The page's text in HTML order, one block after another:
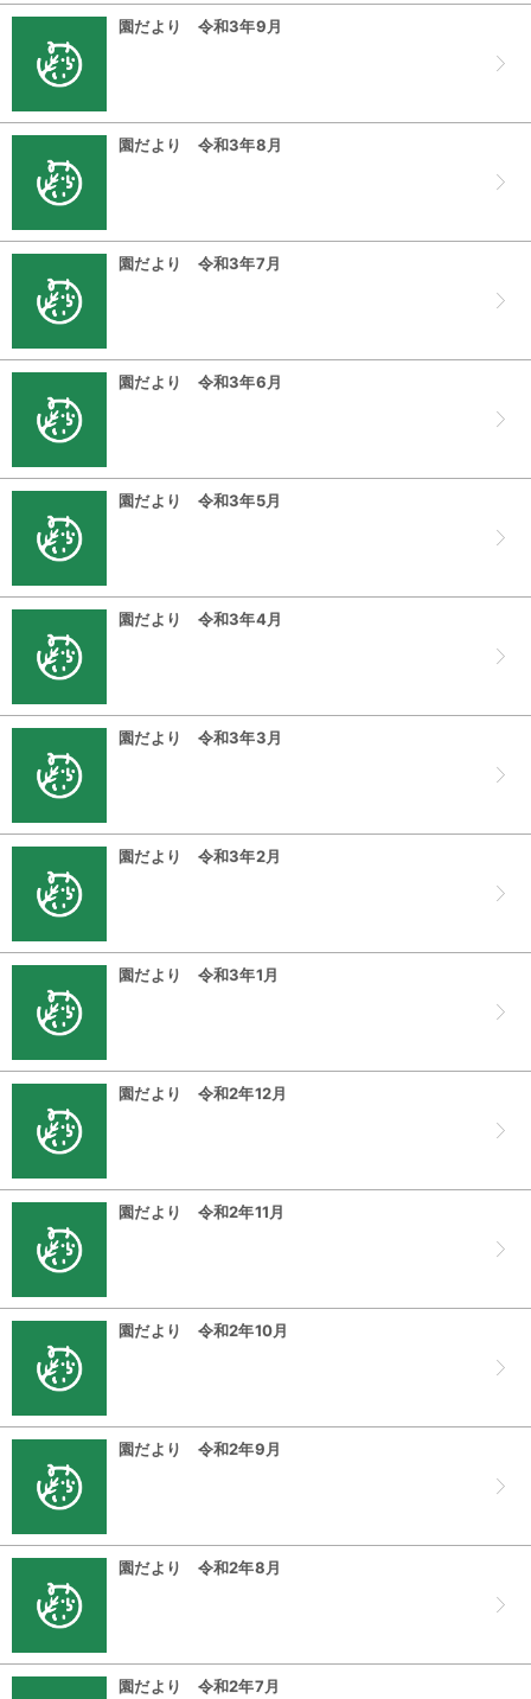
園だより 令和3年9月
園だより 令和3年8月
園だより 令和3年7月
園だより 令和3年6月
園だより 令和3年5月
園だより 令和3年4月
園だより 令和3年3月
園だより 令和3年2月
園だより 令和3年1月
園だより 令和2年12月
園だより 令和2年11月
園だより 令和2年10月
園だより 令和2年9月
園だより 令和2年8月
園だより 令和2年7月